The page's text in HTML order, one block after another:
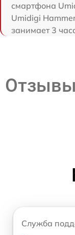
смартфона
Umidigi
занимает 3
Служба